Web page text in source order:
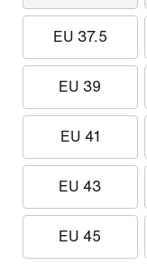
EU 37.5
EU 39
EU 41
EU 43
EU 45